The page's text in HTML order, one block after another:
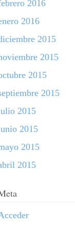
2016
2016
2015
2015
2015
2015
2015
2015
2015
2015